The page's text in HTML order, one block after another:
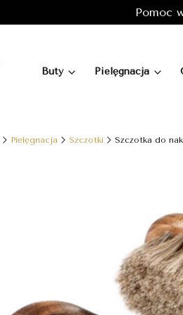
Pomoc
Buty Pielęgnacja
Pielęgnacja Szczotki Szczotka do